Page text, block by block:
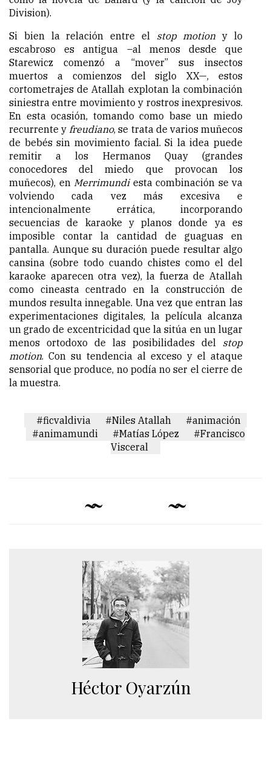
Division).
Si bien la relación entre el stop motiony lo
escabroso es antigua –al menos desde que
Starewicz comenzó a “mover” sus insectos
muertos a comienzos del siglo XX—, estos
cortometrajes de Atallah explotan la combinación
siniestra entre movimiento y rostros inexpresivos.
En esta ocasión, tomando como base un miedo
recurrente yfreudiano, se trata de varios muñecos
de bebés sin movimiento facial. Si la idea puede
remitir a los Hermanos Quay (grandes
conocedores del miedo que provocan los
muñecos), en Merrimundi esta combinación se va
volviendo cada vez más excesiva e
intencionalmente errática, incorporando
secuencias de karaoke y planos donde ya es
imposible contar la cantidad de guaguas en
pantalla. Aunque su duración puede resultar algo
cansina (sobre todo cuando chistes como el del
karaoke aparecen otra vez), la fuerza de Atallah
como cineasta centrado en la construcción de
mundos resulta innegable. Una vez que entran las
experimentaciones digitales, la película alcanza
un grado de excentricidad que la sitúa en un lugar
menos ortodoxo de las posibilidades del stop
motion. Con su tendencia al exceso y el ataque
sensorial que produce, no podía no ser el cierre de
la muestra.
#ficvaldivia #Niles Atallah
#animación
#animamundi
#Matías López
#Francisco
Visceral
Héctor Oyarzún